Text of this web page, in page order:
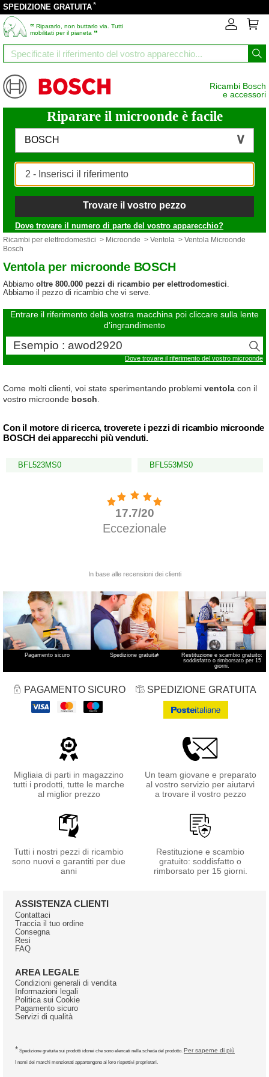
SPEDIZIONE GRATUITA*
‟ Ripararlo, non buttarlo via. Tutti
mobilitati per il pianeta ”
Ricambi Bosch
e accessori
Riparare il microonde è facile
BOSCH
Trovare il vostro pezzo
Dove trovare il numero di parte del vostro apparecchio?
Ricambi per elettrodomestici > Microonde > Ventola > Ventola Microonde
Bosch
Ventola per microonde BOSCH
Abbiamo oltre 800.000 pezzi di ricambio per elettrodomestici.
Abbiamo il pezzo di ricambio che vi serve.
Entrare il riferimento della vostra macchina poi cliccare sulla lente
d'ingrandimento
Dove trovare il riferimento del vostro microonde
Come molti clienti, voi state sperimentando problemi ventola con il
vostro microonde bosch
Con il motore di ricerca, troverete i pezzi di ricambio microonde
BOSCH dei apparecchi più venduti.
BFL523MS0 BFL553MS0
Pagamento sicuro Spedizione gratuita*
Restituzione e scambio gratuito:
soddisfatto o rimborsato per 15
giorni.
PAGAMENTO SICURO SPEDIZIONE GRATUITA
Migliaia di parti in magazzino
tutti i prodotti, tutte le marche
al miglior prezzo
Un team giovane e preparato
al vostro servizio per aiutarvi
a trovare il vostro pezzo
Tutti i nostri pezzi di ricambio
sono nuovi e garantiti per due
anni
Restituzione e scambio
gratuito: soddisfatto o
rimborsato per 15 giorni.
ASSISTENZA CLIENTI
Contattaci
Traccia il tuo ordine
Consegna
Resi
FAQ
AREA LEGALE
Condizioni generali di vendita
Informazioni legali
Politica sui Cookie
Pagamento sicuro
Servizi di qualità
* Spedizione gratuita sui prodotti idonei che sono elencati nella scheda del prodotto. Per saperne di più
I nomi dei marchi menzionati appartengono ai loro rispettivi proprietari.